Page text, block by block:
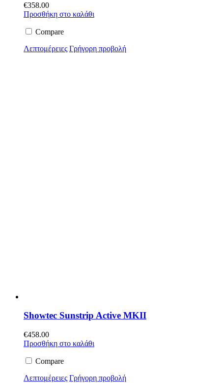
€358.00
Προσθήκη στο καλάθι
Compare
Λεπτομέρειες Γρήγορη προβολή
Showtec Sunstrip Active MKII
€458.00
Προσθήκη στο καλάθι
Compare
Λεπτομέρειες Γρήγορη προβολή